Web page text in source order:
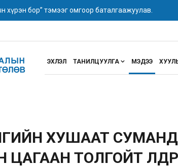
хүрэн бор” тэмээг омгоор баталгаажуулав.
ЭХЛЭЛ ТАНИЛЦУУЛГА МЭДЭЭ
ХУШААТ СУМАНД
ТОЛГОЙТ